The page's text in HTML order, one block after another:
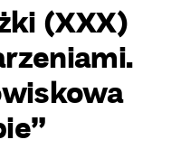
(XXX)